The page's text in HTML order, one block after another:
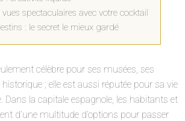
spectaculaires avec votre cocktail
: le secret le mieux gardé
célèbre pour ses musées, ses
; elle est aussi réputée pour sa vie
Dans la capitale espagnole, les habitants et
d’une multitude d’options pour passer